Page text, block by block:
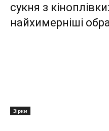
сукня з
найхимерніші
Зірки